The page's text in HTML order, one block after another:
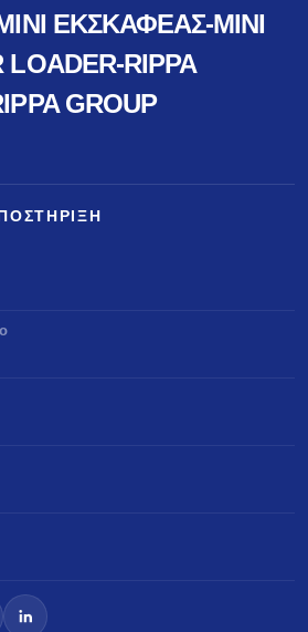
ΕΚΣΚΑΦΈΑΣ-MINI
LOADER-RIPPA
GROUP